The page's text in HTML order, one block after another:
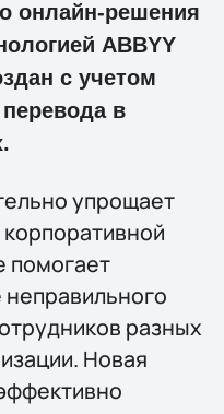
онлайн-решения
ABBYY
с учетом
в
упрощает
помогает
разных
Новая